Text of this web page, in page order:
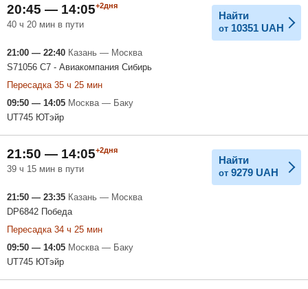
20:45 — 14:05+2дня
40 ч 20 мин в пути
Найти
от 10351 UAH
21:00 — 22:40 Казань — Москва
S71056 С7 - Авиакомпания Сибирь
Пересадка 35 ч 25 мин
09:50 — 14:05 Москва — Баку
UT745 ЮТэйр
21:50 — 14:05+2дня
39 ч 15 мин в пути
Найти
от 9279 UAH
21:50 — 23:35 Казань — Москва
DP6842 Победа
Пересадка 34 ч 25 мин
09:50 — 14:05 Москва — Баку
UT745 ЮТэйр